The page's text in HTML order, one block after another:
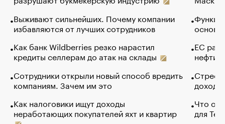
Выживают сильнейших. Почему компании
избавляются от лучших сотрудников
Как банк Wildberries резко нарастил
кредиты селлерам до атак на склады
Сотрудники открыли новый способ вредить
компаниям. Зачем им это
Как налоговики ищут доходы
неработающих покупателей яхт и квартир
основ
ЕС
нефти
Что
для